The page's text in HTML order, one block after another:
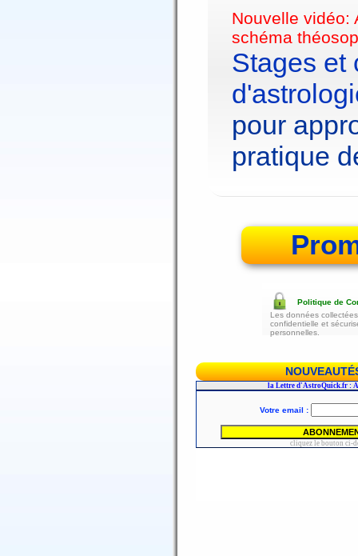
Nouvelle vidéo:
schéma
Stages et
pour
pratique
Politique de
Les données
confidentielle et
personnelles.